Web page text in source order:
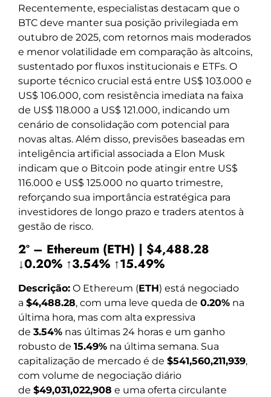
Recentemente, especialistas destacam que o
BTC deve manter sua posição privilegiada em
outubro de 2025, com retornos mais moderados
e menor volatilidade em comparação às altcoins,
sustentado por fluxos institucionais e ETFs. O
suporte técnico crucial está entre US$ 103.000 e
US$ 106.000, com resistência imediata na faixa
de US$ 118.000 a US$ 121.000, indicando um
cenário de consolidação com potencial para
novas altas. Além disso, previsões baseadas em
inteligência artificial associada a Elon Musk
indicam que o Bitcoin pode atingir entre US$
116.000 e US$ 125.000 no quarto trimestre,
reforçando sua importância estratégica para
investidores de longo prazo e traders atentos à
gestão de risco.
2º – Ethereum (ETH) | $4,488.28
↓0.20% ↑3.54% ↑15.49%
Descrição: O Ethereum (ETH) está negociado
a $4,488.28, com uma leve queda de 0.20% na
última hora, mas com alta expressiva
de 3.54% nas últimas 24 horas e um ganho
robusto de 15.49% na última semana. Sua
capitalização de mercado é de $541,560,211,939,
com volume de negociação diário
de $49,031,022,908 e uma oferta circulante